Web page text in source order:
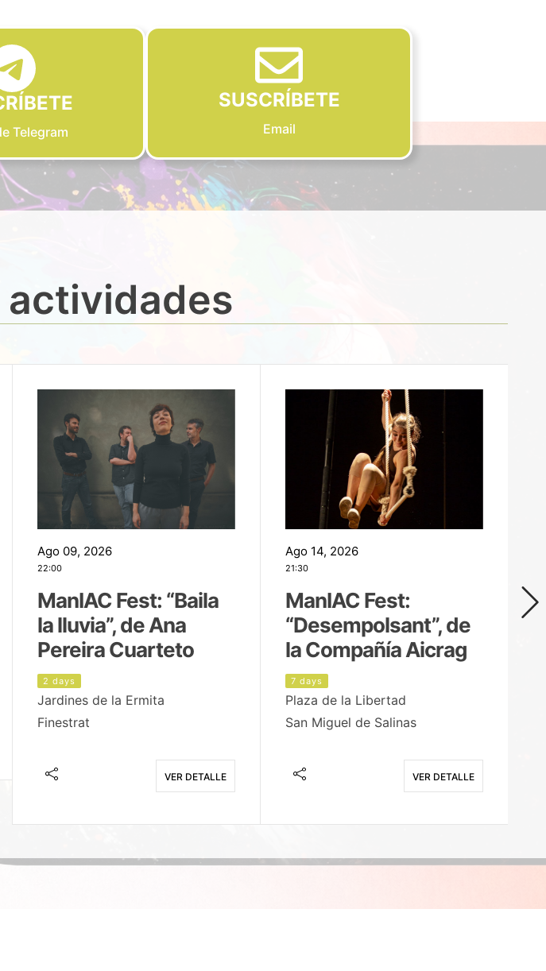
Telegram
SUSCRÍBETE
Email
actividades
Ago 09, 2026
22:00
ManIAC Fest: “Baila
la lluvia”, de Ana
Pereira Cuarteto
2 days
Jardines de la Ermita
Finestrat
VER DETALLE
Ago 14, 2026
21:30
ManIAC Fest:
“Desempolsant”, de
la Compañía Aicrag
7 days
Plaza de la Libertad
San Miguel de Salinas
VER DETALLE